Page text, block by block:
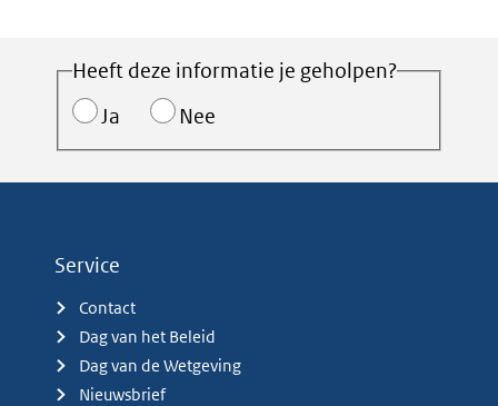
Heeft deze informatie je geholpen?
Ja
Nee
Service
Contact
Dag van het Beleid
Dag van de Wetgeving
Nieuwsbrief